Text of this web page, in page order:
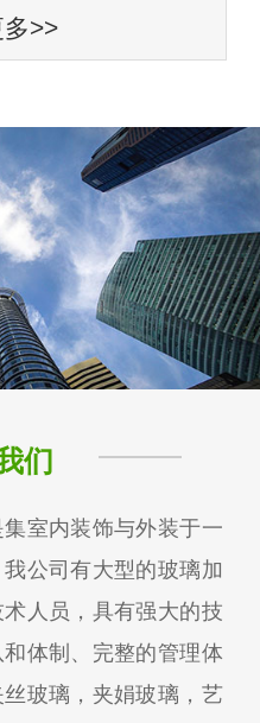
>>
们
室内装饰与外装于一
公司有大型的玻璃加
人员，具有强大的技
体制、完整的管理体
玻璃，夹娟玻璃，艺